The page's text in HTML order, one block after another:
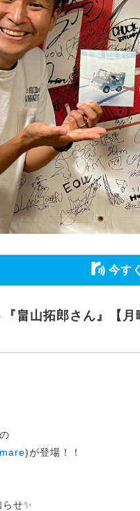
今す
畠山拓郎さん』【月
)が登場！！
せ✨